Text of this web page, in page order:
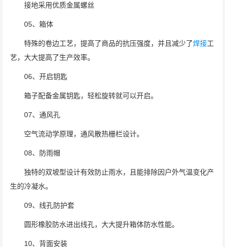
接地采用优质金属螺丝
05、箱体
特殊的卷边工艺，提高了商品的抗压强度，并且减少了焊接工
艺，大大提高了生产效率。
06、开启钥匙
箱子配备金属钥匙，轻松旋转就可以开启。
07、通风孔
空气流动学原理，通风散热栅栏设计。
08、防雨帽
独特的双坡型设计有效防止雨水，且能排除因户外气温变化产
生的冷凝水。
09、线孔防护套
圆形橡胶防水进出线孔，大大提升箱体防水性能。
10、背面安装